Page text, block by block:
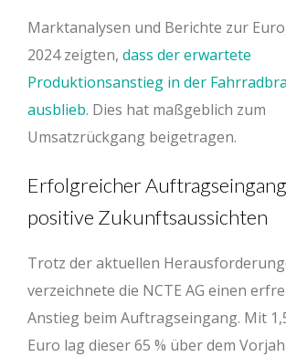
Marktanalysen und Berichte zur
2024 zeigten, dass der erwartete
Produktionsanstieg in der
ausblieb. Dies hat maßgeblich zum
Umsatzrückgang beigetragen.
Erfolgreicher
positive Zukunftsaussichten
Trotz der aktuellen
verzeichnete die NCTE AG einen
Anstieg beim Auftragseingang. Mit
Euro lag dieser 65 % über dem